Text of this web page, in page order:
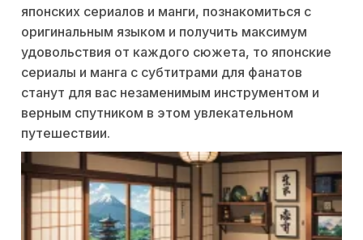
японских сериалов и манги, познакомиться с
оригинальным языком и получить максимум
удовольствия от каждого сюжета, то японские
сериалы и манга с субтитрами для фанатов
станут для вас незаменимым инструментом и
верным спутником в этом увлекательном
путешествии.